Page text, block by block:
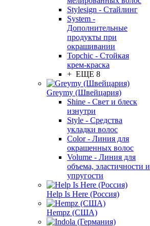
Stylesign - Стайлинг
System -
Дополнительные
продукты при
окрашивании
Topchic - Стойкая
крем-краска
+ ЕЩЕ 8
Greymy (Швейцария)
Shine - Свет и блеск
изнутри
Style - Средства
укладки волос
Color - Линия для
окрашенных волос
Volume - Линия для
объема, эластичности и
упругости
Help Is Here (Россия)
Hempz (США)